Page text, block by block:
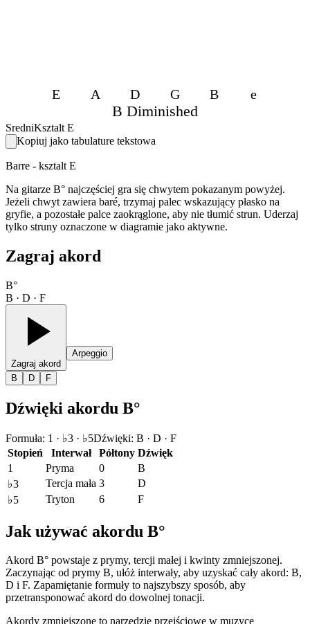
E A D G B e
B Diminished
SredniKsztalt E
Kopiuj jako tabulature tekstowa
Barre - ksztalt E
Na gitarze B° najczęściej gra się chwytem pokazanym powyżej.
Jeżeli chwyt zawiera baré, trzymaj palec wskazujący płasko na
gryfie, a pozostałe palce zaokrąglone, aby nie tłumić strun. Uderzaj
tylko struny oznaczone w diagramie jako aktywne.
Zagraj akord
B°
B · D · F
Zagraj akord
Arpeggio
B D F
Dźwięki akordu B°
Formuła: 1 · ♭3 · ♭5Dźwięki: B · D · F
Stopień
Interwał Półtony Dźwięk
1
Pryma 0
B
♭3
Tercja mała 3
D
♭5
Tryton 6 F
Jak używać akordu B°
Akord B° powstaje z prymy, tercji małej i kwinty zmniejszonej.
Zaczynając od prymy B, ułóż interwały, aby uzyskać cały akord: B,
D i F. Zapamiętanie formuły to najszybszy sposób, aby
przetransponować akord do dowolnej tonacji.
Akordy zmniejszone to narzędzie przejściowe w muzyce